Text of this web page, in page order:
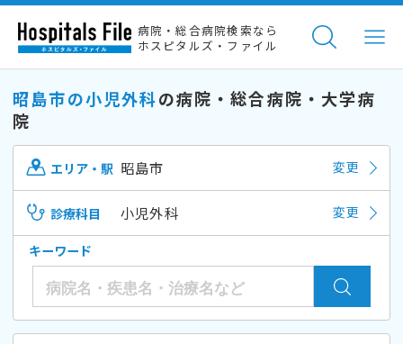
病院・総合病院検索なら
ホスピタルズ・ファイル
昭島市の小児外科の病院・総合病院・大学病
院
エリア・駅 昭島市 変更
診療科目 小児外科 変更
キーワード